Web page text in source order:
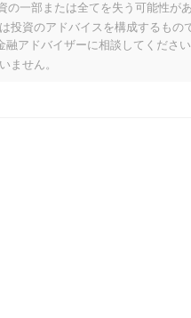
マンスですか？
を下回っています。これは、より
います。
一部または全てを失う可能性があ
投資のアドバイスを構成するもの
アドバイザーに相談してください
ません。